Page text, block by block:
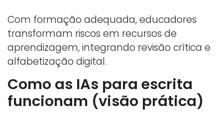
Com formação adequada, educadores
transformam riscos em recursos de
aprendizagem, integrando revisão crítica e
alfabetização digital.
Como as IAs para escrita
funcionam (visão prática)